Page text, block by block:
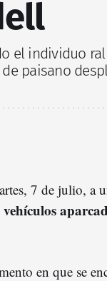
el individuo
paisano
7 de julio, a
en que se